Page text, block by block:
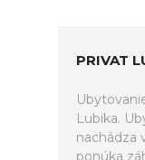
PRIVAT
Lubika.
nachádza
ponúka